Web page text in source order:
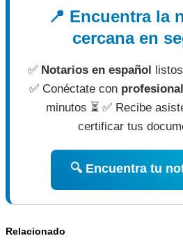
📍 Encuentra la
cercana en
✅ Notarios en español
✅ Conéctate con
minutos ⏳ ✅ Recibe
certificar tus
🔍 Encuentra tu
Relacionado